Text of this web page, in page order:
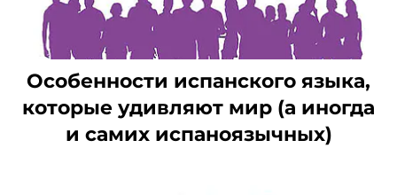
Особенности испанского языка,
которые удивляют мир (а иногда
и самих испаноязычных)